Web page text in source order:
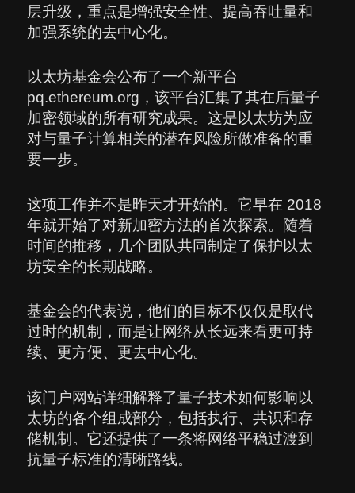
层升级，重点是增强安全性、提高吞吐量和
加强系统的去中心化。
以太坊基金会公布了一个新平台
pq.ethereum.org，该平台汇集了其在后量子
加密领域的所有研究成果。这是以太坊为应
对与量子计算相关的潜在风险所做准备的重
要一步。
这项工作并不是昨天才开始的。它早在 2018
年就开始了对新加密方法的首次探索。随着
时间的推移，几个团队共同制定了保护以太
坊安全的长期战略。
基金会的代表说，他们的目标不仅仅是取代
过时的机制，而是让网络从长远来看更可持
续、更方便、更去中心化。
该门户网站详细解释了量子技术如何影响以
太坊的各个组成部分，包括执行、共识和存
储机制。它还提供了一条将网络平稳过渡到
抗量子标准的清晰路线。